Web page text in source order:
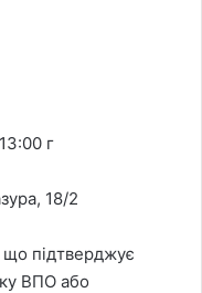
г
18/2
що підтверджує
ВПО або